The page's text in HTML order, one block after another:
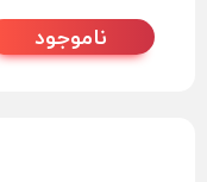
ناموجود